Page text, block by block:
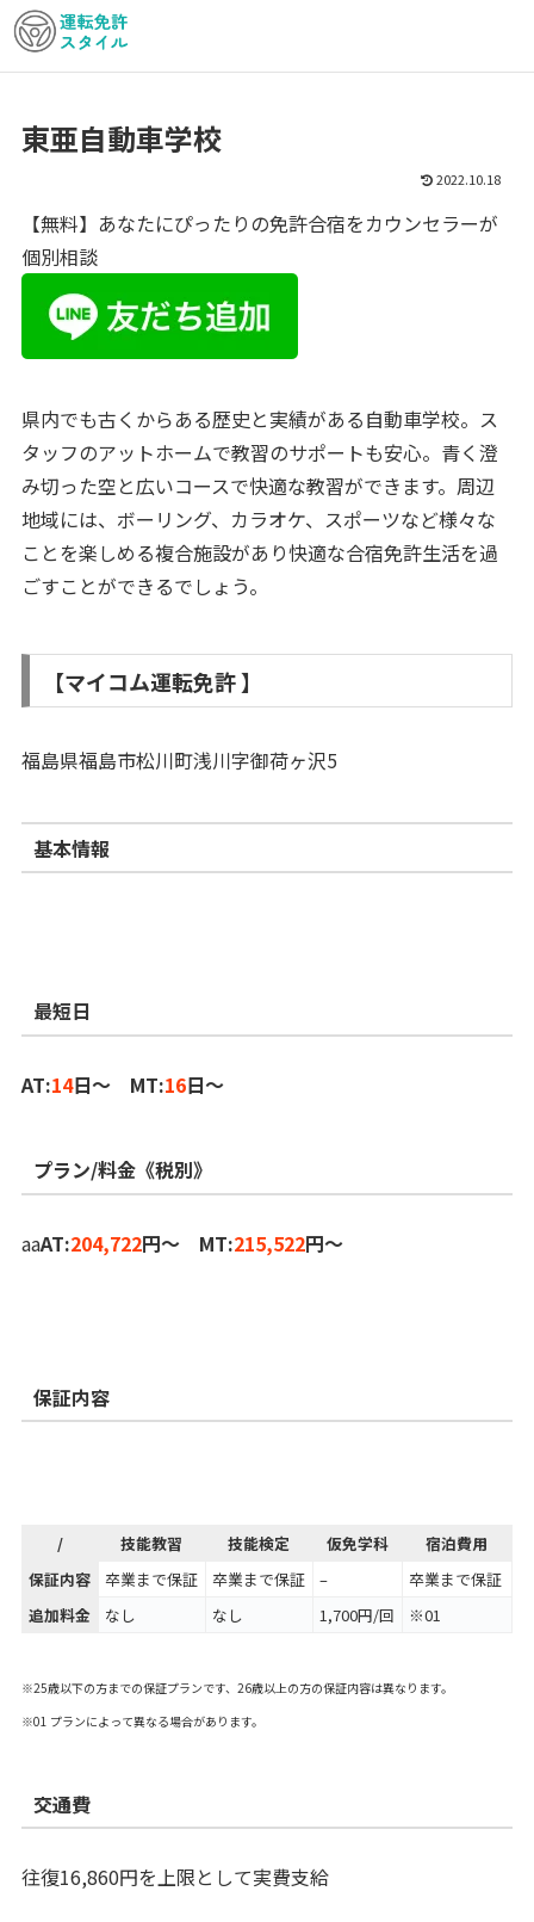
東亜自動車学校
2022.10.18
【無料】あなたにぴったりの免許合宿をカウンセラーが
個別相談
県内でも古くからある歴史と実績がある自動車学校。ス
タッフのアットホームで教習のサポートも安心。青く澄
み切った空と広いコースで快適な教習ができます。周辺
地域には、ボーリング、カラオケ、スポーツなど様々な
ことを楽しめる複合施設があり快適な合宿免許生活を過
ごすことができるでしょう。
【マイコム運転免許 】
福島県福島市松川町浅川字御荷ヶ沢5
基本情報
最短日
AT:14日～ MT:16日～
プラン/料金《税別》
aaAT:204,722円～ MT:215,522円～
保証内容
/ 技能教習 技能検定 仮免学科
宿泊費用
保証内容
卒業まで保証 卒業まで保証 –
卒業まで保証
追加料金
なし なし 1,700円/回 ※01
※25歳以下の方までの保証プランです、26歳以上の方の保証内容は異なります。
※01 プランによって異なる場合があります。
交通費
往復16,860円を上限として実費支給